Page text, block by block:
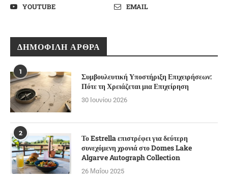
YOUTUBE
EMAIL
ΔΗΜΟΦΙΛΉ ΆΡΘΡΑ
1
Συμβουλευτική Υποστήριξη Επιχειρήσεων:
Πότε τη Χρειάζεται μια Επιχείρηση
30 Ιουνίου 2026
2
Το Estrella επιστρέφει για δεύτερη
συνεχόμενη χρονιά στο Domes Lake
Algarve Autograph Collection
26 Μαΐου 2025